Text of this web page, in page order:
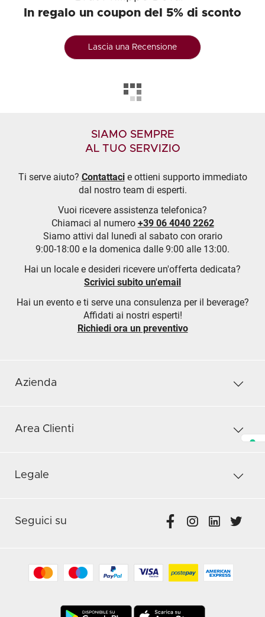
In regalo un coupon del 5% di sconto
Lascia una Recensione
SIAMO SEMPRE
AL TUO SERVIZIO
Ti serve aiuto? Contattacie ottieni supporto immediato
dal nostro team di esperti.
Vuoi ricevere assistenza telefonica?
Chiamaci al numero +39 06 4040 2262
Siamo attivi dal lunedì al sabato con orario
9:00-18:00 e la domenica dalle 9:00 alle 13:00.
Hai un locale e desideri ricevere un'offerta dedicata?
Scrivici subito un'email
Hai un evento e ti serve una consulenza per il beverage?
Affidati ai nostri esperti!
Richiedi ora un preventivo
Azienda
Area Clienti
Legale
Seguici su